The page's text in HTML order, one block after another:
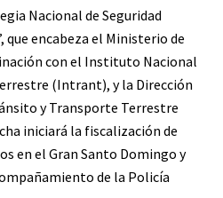
Nacional de Seguridad
que encabeza el Ministerio de
con el Instituto Nacional
(Intrant), y la Dirección
y Transporte Terrestre
iniciará la fiscalización de
en el Gran Santo Domingo y
de la Policía